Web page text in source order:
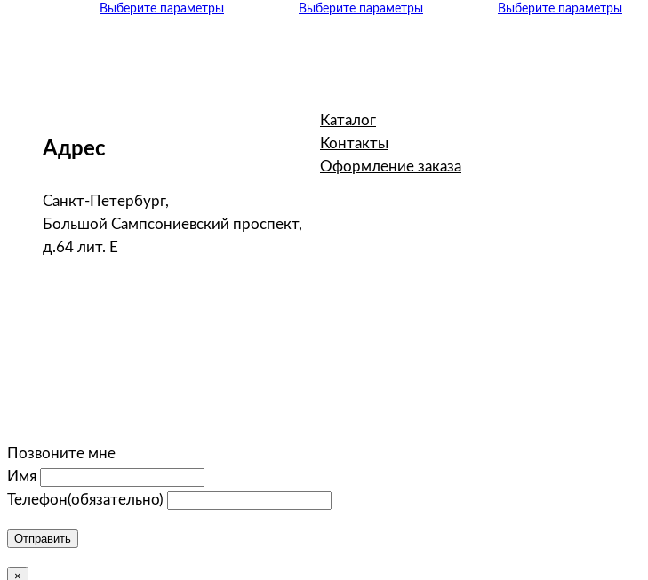
Выберите параметры Выберите параметры Выберите параметры
Адрес
Санкт-Петербург,
Большой Сампсониевский проспект,
д.64 лит. Е
Каталог
Контакты
Оформление заказа
Позвоните мне
Имя
Телефон(обязательно)
Отправить
×